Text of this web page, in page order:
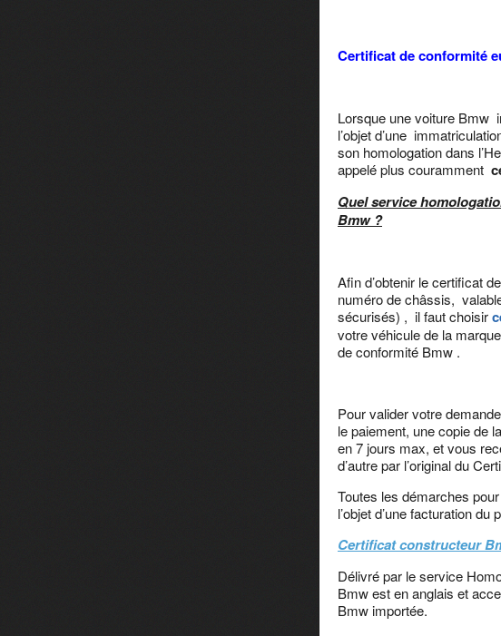
Certificat de conformité
Lorsque une voiture Bmw
l’objet d’une
son homologation dans
appelé plus couramment
Quel service
Bmw ?
Afin d’obtenir le certificat
numéro de châssis,
sécurisés) , il faut choisir
votre véhicule de la
de conformité Bmw .
Pour valider votre
le paiement, une copie de
en 7 jours max, et vous
d’autre par l’original du
Toutes les démarches
l’objet d’une facturation
Certificat constructeur
Délivré par le service
Bmw est en anglais et
Bmw importée.